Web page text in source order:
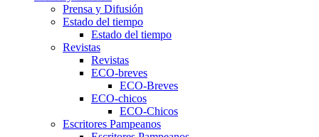
Prensa y Difusión
Estado del tiempo
Estado del tiempo
Revistas
Revistas
ECO-breves
ECO-Breves
ECO-chicos
ECO-Chicos
Escritores Pampeanos